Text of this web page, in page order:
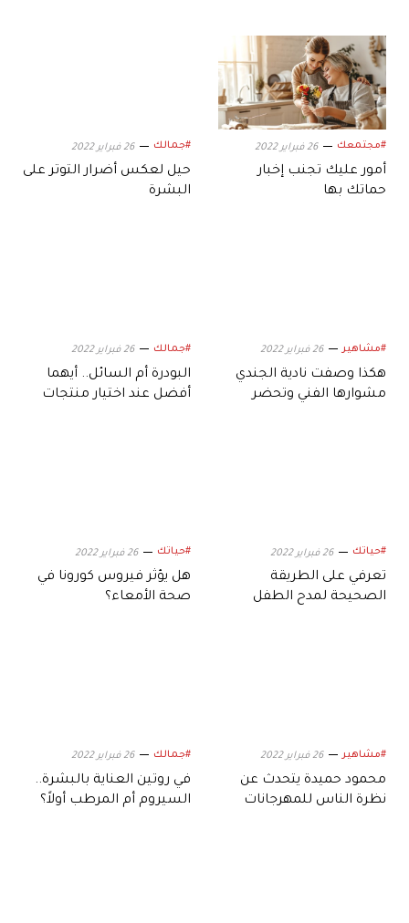
#مجتمعك 26 فبراير 2022
أمور عليك تجنب إخبار
حماتك بها
#جمالك 26 فبراير 2022
حيل لعكس أضرار التوتر على
البشرة
#مشاهير 26 فبراير 2022
هكذا وصفت نادية الجندي
مشوارها الفني وتحضر
#جمالك 26 فبراير 2022
البودرة أم السائل.. أيهما
أفضل عند اختيار منتجات
#حياتك 26 فبراير 2022
تعرفي على الطريقة
الصحيحة لمدح الطفل
#حياتك 26 فبراير 2022
هل يؤثر فيروس كورونا في
صحة الأمعاء؟
#مشاهير 26 فبراير 2022
محمود حميدة يتحدث عن
نظرة الناس للمهرجانات
#جمالك 26 فبراير 2022
في روتين العناية بالبشرة..
السيروم أم المرطب أولاً؟